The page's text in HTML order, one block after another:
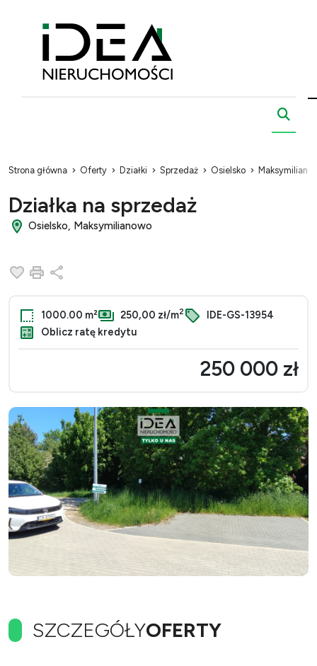
Strona główna Oferty Działki Sprzedaż Osielsko
Działka na sprzedaż
Osielsko, Maksymilianowo
Dodaj do ulubionych
Drukuj
1000.00 m² 250,00 zł/m2
IDE-GS-13954
Oblicz ratę kredytu
250 000 zł
SZCZEGÓŁYOFERTY